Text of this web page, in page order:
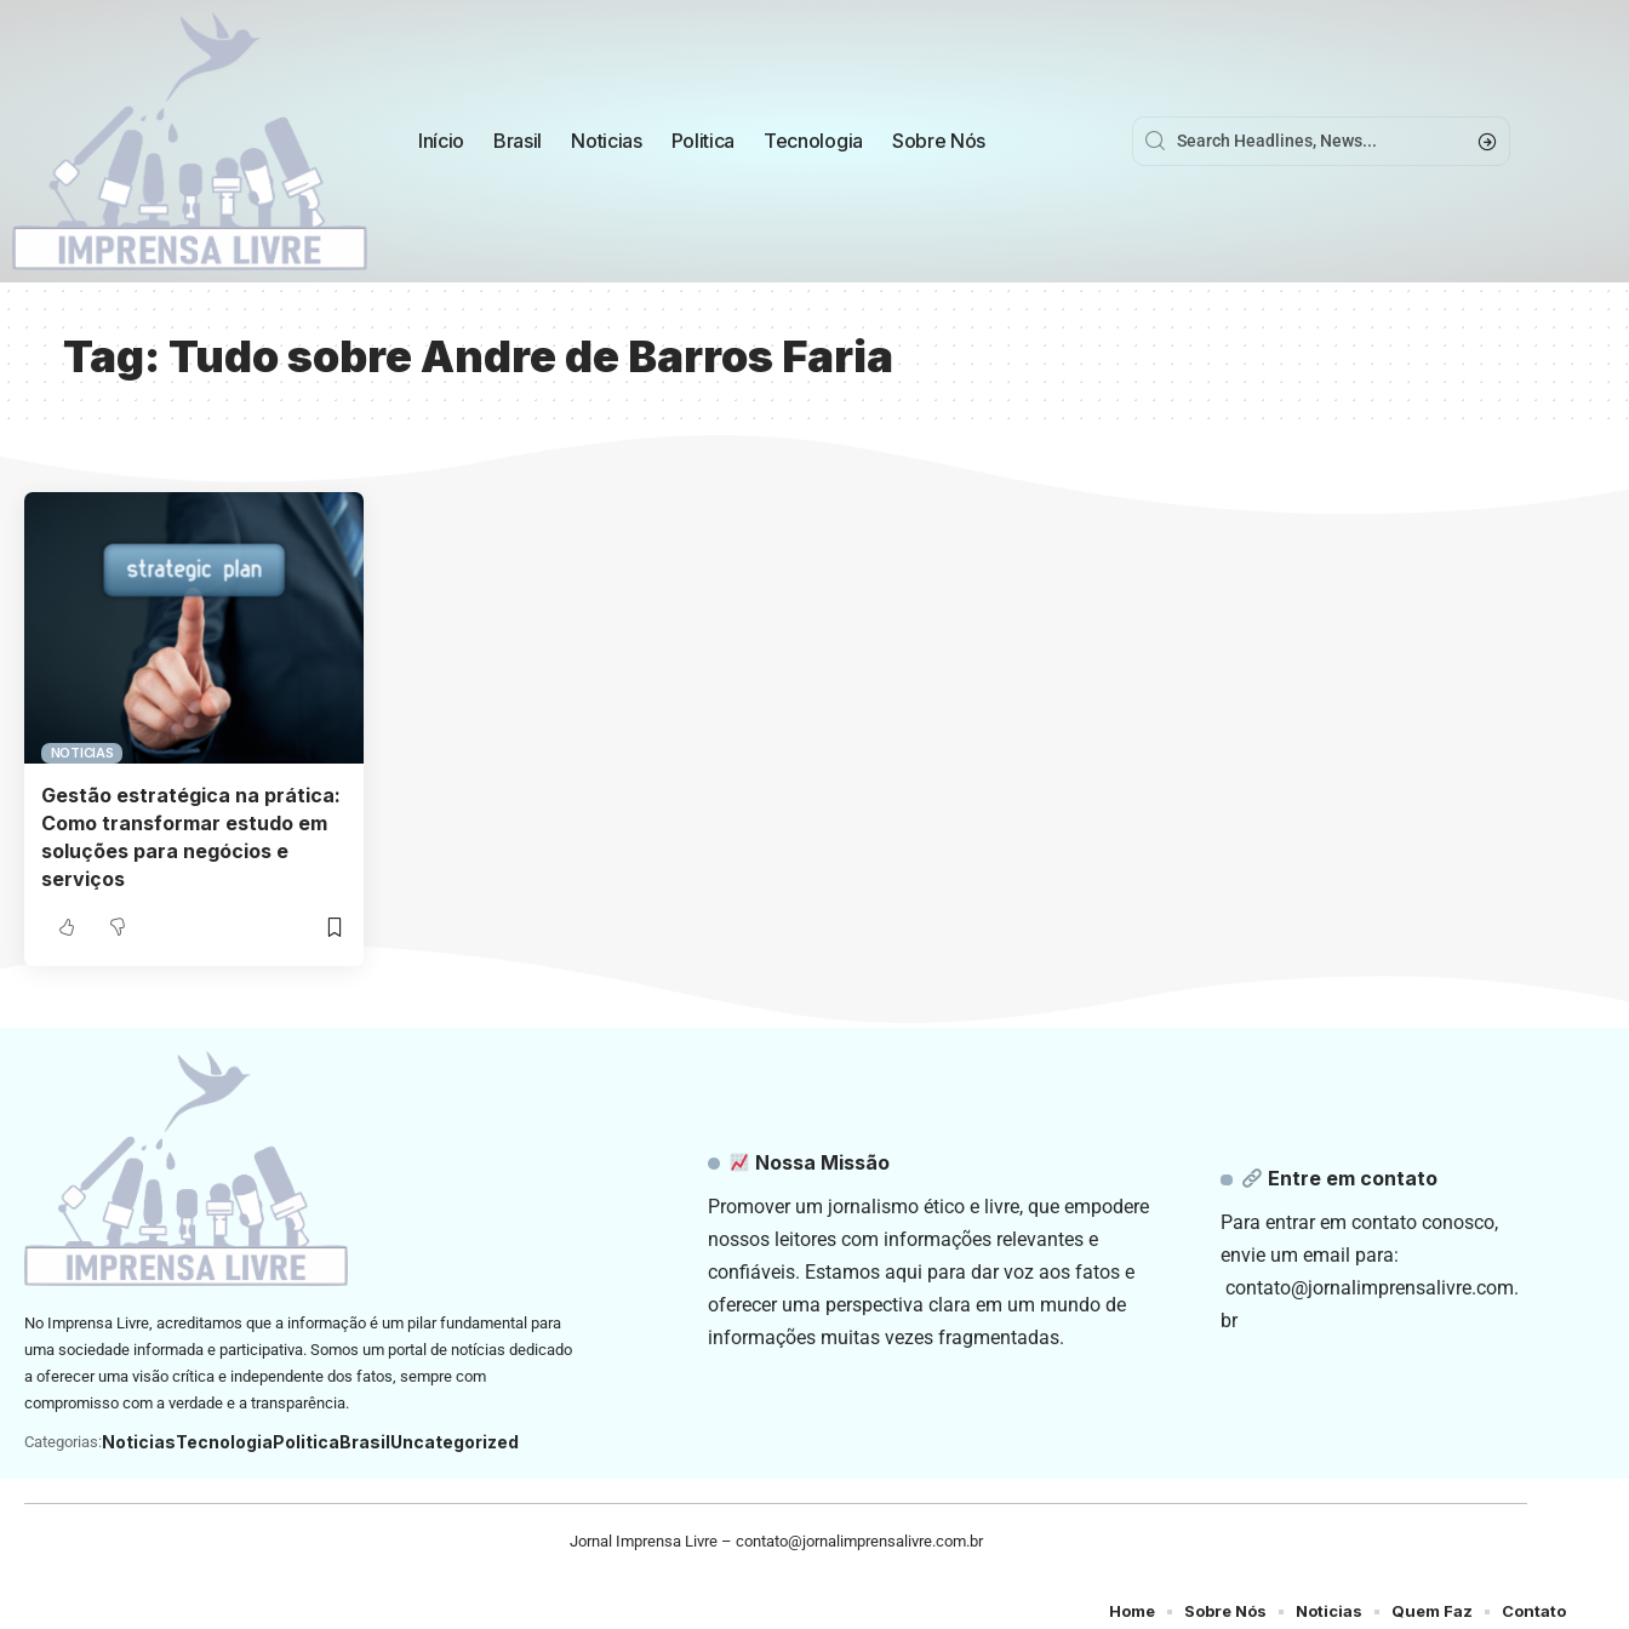
Início Brasil Noticias Politica Tecnologia Sobre Nós
Tag: Tudo sobre Andre de Barros Faria
NOTICIAS
Gestão estratégica na prática:
Como transformar estudo em
soluções para negócios e
serviços
No Imprensa Livre, acreditamos que a informação é um pilar fundamental para
uma sociedade informada e participativa. Somos um portal de notícias dedicado
a oferecer uma visão crítica e independente dos fatos, sempre com
compromisso com a verdade e a transparência.
Categorias:NoticiasTecnologiaPoliticaBrasilUncategorized
Nossa Missão
Promover um jornalismo ético e livre, que empodere
nossos leitores com informações relevantes e
confiáveis. Estamos aqui para dar voz aos fatos e
oferecer uma perspectiva clara em um mundo de
informações muitas vezes fragmentadas.
Entre em contato
Para entrar em contato conosco,
envie um email para:
contato@jornalimprensalivre.com.
br
Jornal Imprensa Livre – contato@jornalimprensalivre.com.br
Home Sobre Nós Noticias Quem Faz Contato